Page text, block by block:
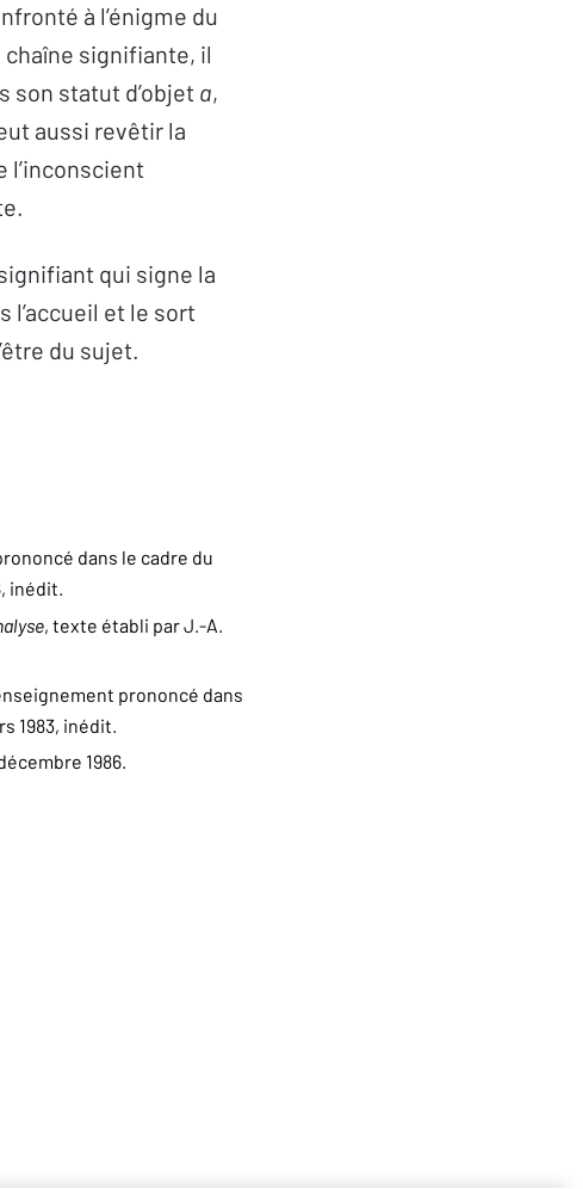
à l’énigme du
chaîne signifiante, il
son statut d’objet a,
aussi revêtir la
l’inconscient
qui signe la
l’accueil et le sort
du sujet.
dans le cadre du
inédit.
, texte établi par J.-A.
prononcé dans
1983, inédit.
1986.